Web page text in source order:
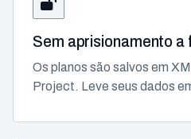
Sem aprisionamento
Os planos são salvos em
Project. Leve seus dados